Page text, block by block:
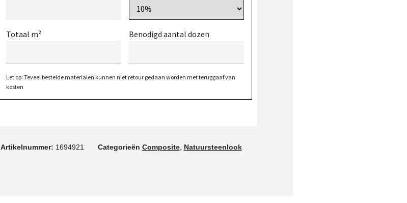
Totaal m² Benodigd aantal dozen
Let op: Teveel bestelde materialen kunnen niet retour gedaan worden met teruggaaf van
kosten
Artikelnummer: 1694921 Categorieën Composite, Natuursteenlook